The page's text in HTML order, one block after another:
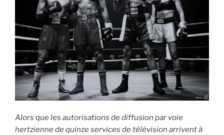
Alors que les autorisations de diffusion par voie
hertzienne de quinze services de télévision arrivent à